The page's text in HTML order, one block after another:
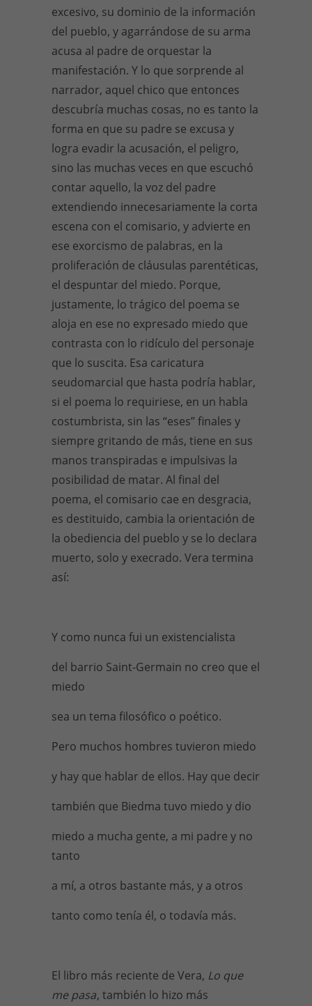
excesivo, su dominio de la información
del pueblo, y agarrándose de su arma
acusa al padre de orquestar la
manifestación. Y lo que sorprende al
narrador, aquel chico que entonces
descubría muchas cosas, no es tanto la
forma en que su padre se excusa y
logra evadir la acusación, el peligro,
sino las muchas veces en que escuchó
contar aquello, la voz del padre
extendiendo innecesariamente la corta
escena con el comisario, y advierte en
ese exorcismo de palabras, en la
proliferación de cláusulas parentéticas,
el despuntar del miedo. Porque,
justamente, lo trágico del poema se
aloja en ese no expresado miedo que
contrasta con lo ridículo del personaje
que lo suscita. Esa caricatura
seudomarcial que hasta podría hablar,
si el poema lo requiriese, en un habla
costumbrista, sin las “eses” finales y
siempre gritando de más, tiene en sus
manos transpiradas e impulsivas la
posibilidad de matar. Al final del
poema, el comisario cae en desgracia,
es destituido, cambia la orientación de
la obediencia del pueblo y se lo declara
muerto, solo y execrado. Vera termina
así:
Y como nunca fui un existencialista
del barrio Saint-Germain no creo que el
miedo
sea un tema filosófico o poético.
Pero muchos hombres tuvieron miedo
y hay que hablar de ellos. Hay que decir
también que Biedma tuvo miedo y dio
miedo a mucha gente, a mi padre y no
tanto
a mí, a otros bastante más, y a otros
tanto como tenía él, o todavía más.
El libro más reciente de Vera, Lo que
me pasa, también lo hizo más